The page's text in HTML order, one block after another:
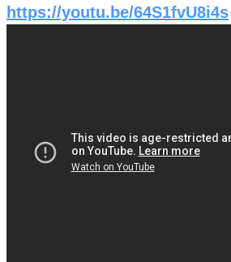
https://youtu.be/64S1fvU8i4s